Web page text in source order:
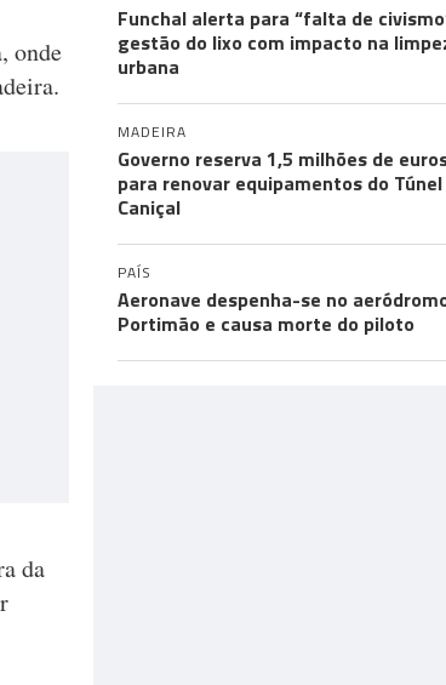
onde
da
Funchal alerta para “falta de
gestão do lixo com impacto na
urbana
MADEIRA
Governo reserva 1,5 milhões de
para renovar equipamentos do Túnel
Caniçal
PAÍS
Aeronave despenha-se no
Portimão e causa morte do piloto